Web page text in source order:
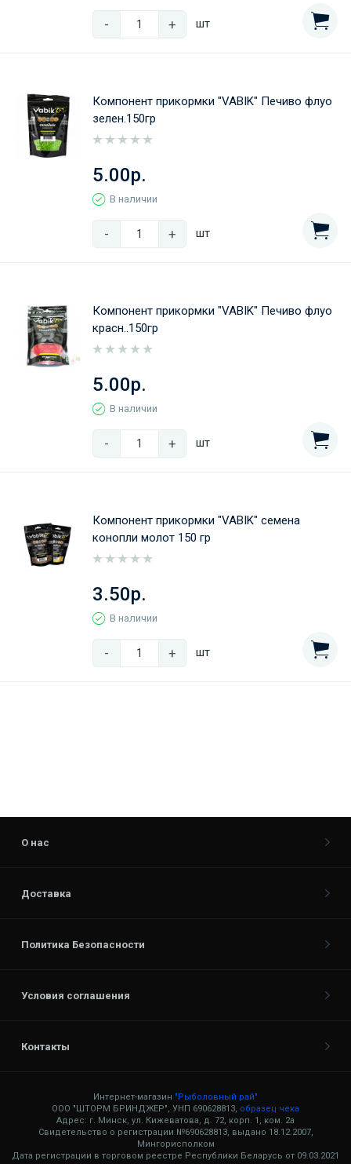
- + шт
Компонент прикормки "VABIK" Печиво флуо
зелен.150гр
5.00р.
В наличии
- + шт
Компонент прикормки "VABIK" Печиво флуо
красн..150гр
5.00р.
В наличии
- + шт
Компонент прикормки "VABIK" семена
конопли молот 150 гр
3.50р.
В наличии
- + шт
О нас
Доставка
Политика Безопасности
Условия соглашения
Контакты
Интернет-магазин "Рыболовный рай"
ООО "ШТОРМ БРИНДЖЕР", УНП 690628813, образец чека
Адрес: г. Минск, ул. Кижеватова, д. 72, корп. 1, ком. 2а
Свидетельство о регистрации №690628813, выдано 18.12.2007,
Мингорисполком
Дата регистрации в торговом реестре Республики Беларусь от 09.03.2021